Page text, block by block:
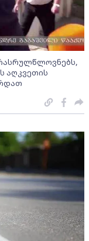
აღკვეთის